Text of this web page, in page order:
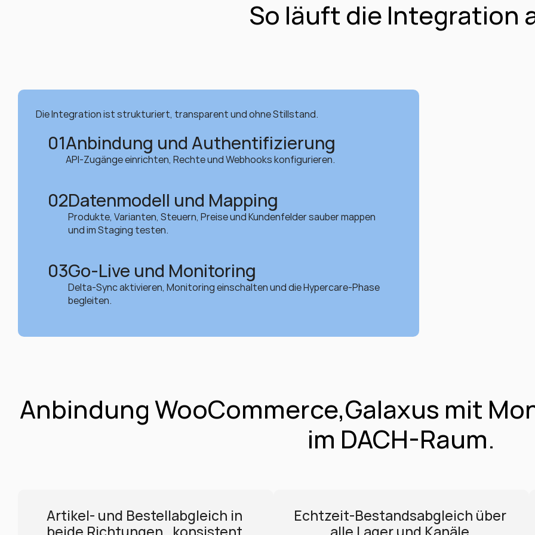
So läuft die Integration
Die Integration ist strukturiert, transparent und ohne Stillstand.
01Anbindung und Authentifizierung
API-Zugänge einrichten, Rechte und Webhooks konfigurieren.
02Datenmodell und Mapping
Produkte, Varianten, Steuern, Preise und Kundenfelder sauber mappen
und im Staging testen.
03Go-Live und Monitoring
Delta-Sync aktivieren, Monitoring einschalten und die Hypercare-Phase
begleiten.
Anbindung WooCommerce,Galaxus mit
im DACH-Raum.
Artikel- und Bestellabgleich in
Echtzeit-Bestandsabgleich über